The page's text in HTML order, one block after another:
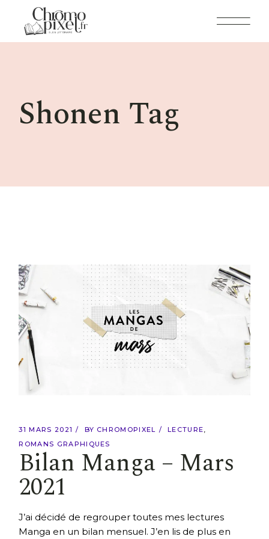
content
Shonen Tag
31 MARS 2021 BY CHROMOPIXEL
LECTURE
ROMANS GRAPHIQUES
Bilan Manga – Mars
2021
J’ai décidé de regrouper toutes mes lectures
Manga en un bilan mensuel. J’en lis de plus en